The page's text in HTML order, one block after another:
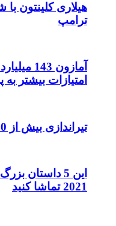
هیلاری کلینتون
ترامپ
آمازون
امتیازات بیشتر به
تیراندازی بیش از 40 سال رژه هالووین نیویورک
این 5 داستان
2021 تماشا کنید